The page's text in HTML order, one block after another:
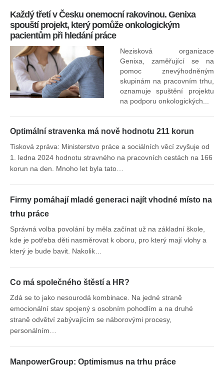
Každý třetí v Česku onemocní rakovinou. Genixa
spouští projekt, který pomůže onkologickým
pacientům při hledání práce
Nezisková organizace
Genixa, zaměřující se na
pomoc znevýhodněným
skupinám na pracovním trhu,
oznamuje spuštění projektu
na podporu onkologických...
Optimální stravenka má nově hodnotu 211 korun
Tisková zpráva: Ministerstvo práce a sociálních věcí zvyšuje od
1. ledna 2024 hodnotu stravného na pracovních cestách na 166
korun na den. Mnoho let byla tato…
Firmy pomáhají mladé generaci najít vhodné místo na
trhu práce
Správná volba povolání by měla začínat už na základní škole,
kde je potřeba děti nasměrovat k oboru, pro který mají vlohy a
který je bude bavit. Nakolik…
Co má společného štěstí a HR?
Zdá se to jako nesourodá kombinace. Na jedné straně
emocionální stav spojený s osobním pohodlím a na druhé
straně odvětví zabývajícím se náborovými procesy,
personálním…
ManpowerGroup: Optimismus na trhu práce